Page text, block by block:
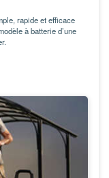
rapide et efficace
à batterie d’une